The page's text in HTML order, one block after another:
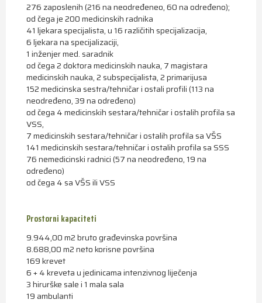
276 zaposlenih (216 na neodređeneo, 60 na određeno);
od čega je 200 medicinskih radnika
41 ljekara specijalista, u 16 različitih specijalizacija,
6 ljekara na specijalizaciji,
1 inženjer med. saradnik
od čega 2 doktora medicinskih nauka, 7 magistara
medicinskih nauka, 2 subspecijalista, 2 primarijusa
152 medicinska sestra/tehničar i ostali profili (113 na
neodređeno, 39 na određeno)
od čega 4 medicinskih sestara/tehničar i ostalih profila sa
VSS,
7 medicinskih sestara/tehničar i ostalih profila sa VŠS
141 medicinskih sestara/tehničar i ostalih profila sa SSS
76 nemedicinski radnici (57 na neodređeno, 19 na
određeno)
od čega 4 sa VŠS ili VSS
Prostorni kapaciteti
9.944,00 m2 bruto građevinska površina
8.688,00 m2 neto korisne površina
169 krevet
6 + 4 kreveta u jedinicama intenzivnog liječenja
3 hirurške sale i 1 mala sala
19 ambulanti